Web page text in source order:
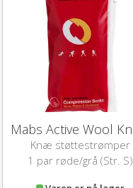
Knæ støttestrømper
1 par røde/grå (Str. S)